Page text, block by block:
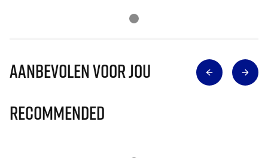
Aanbevolen voor jou
Recommended